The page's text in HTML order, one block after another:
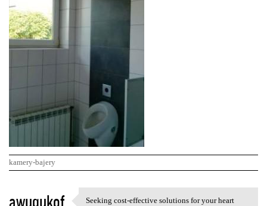
kamery-bajery
K
awuqukof
Seeking cost-effective solutions for your heart